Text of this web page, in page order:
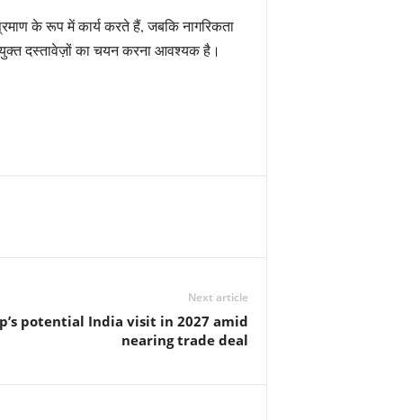
के रूप में कार्य करते हैं, जबकि नागरिकता
दस्तावेज़ों का चयन करना आवश्यक है।
Next article
potential India visit in 2027 amid
nearing trade deal